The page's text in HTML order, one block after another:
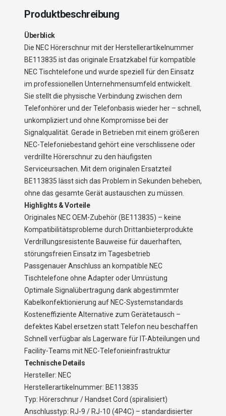
Produktbeschreibung
Überblick
Die NEC Hörerschnur mit der Herstellerartikelnummer
BE113835 ist das originale Ersatzkabel für kompatible
NEC Tischtelefone und wurde speziell für den Einsatz
im professionellen Unternehmensumfeld entwickelt.
Sie stellt die physische Verbindung zwischen dem
Telefonhörer und der Telefonbasis wieder her – schnell,
unkompliziert und ohne Kompromisse bei der
Signalqualität. Gerade in Betrieben mit einem größeren
NEC-Telefoniebestand gehört eine verschlissene oder
verdrillte Hörerschnur zu den häufigsten
Serviceursachen. Mit dem originalen Ersatzteil
BE113835 lässt sich das Problem in Sekunden beheben,
ohne das gesamte Gerät austauschen zu müssen.
Highlights & Vorteile
Originales NEC OEM-Zubehör (BE113835) – keine
Kompatibilitätsprobleme durch Drittanbieterprodukte
Verdrillungsresistente Bauweise für dauerhaften,
störungsfreien Einsatz im Tagesbetrieb
Passgenauer Anschluss an kompatible NEC
Tischtelefone ohne Adapter oder Umrüstung
Optimale Signalübertragung dank abgestimmter
Kabelkonfektionierung auf NEC-Systemstandards
Kosteneffiziente Alternative zum Gerätetausch –
defektes Kabel ersetzen statt Telefon neu beschaffen
Schnell verfügbar als Lagerware für IT-Abteilungen und
Facility-Teams mit NEC-Telefonieinfrastruktur
Technische Details
Hersteller: NEC
Herstellerartikelnummer: BE113835
Typ: Hörerschnur / Handset Cord (spiralisiert)
Anschlusstyp: RJ-9 / RJ-10 (4P4C) – standardisierter